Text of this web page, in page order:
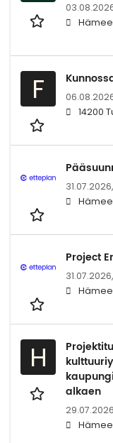
F
14200
31.07.2026,
Project
31.07.2026,
H
alkaen